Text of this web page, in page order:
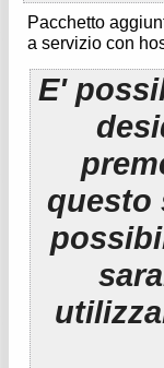
Pacchetto
a servizio con
E'
questo